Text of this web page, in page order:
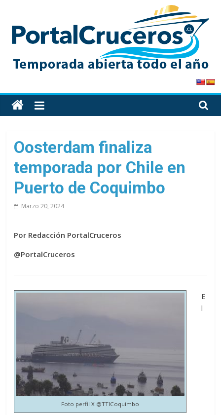
content
PortalCruceros
Toda
la
de
cruceros
en
solo
Oosterdam finaliza
temporada por Chile en
Puerto de Coquimbo
Marzo 20, 2024
Por Redacción PortalCruceros
@PortalCruceros
Foto perfil X @TTICoquimbo
E
l